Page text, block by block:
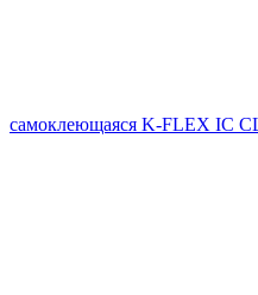
самоклеющаяся K-FLEX IC